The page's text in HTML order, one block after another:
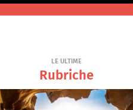
LE ULTIME
Rubriche